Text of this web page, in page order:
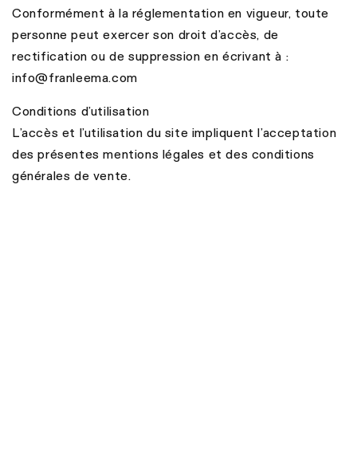
Conformément à la réglementation en vigueur, toute
personne peut exercer son droit d’accès, de
rectification ou de suppression en écrivant à :
info@franleema.com
Conditions d’utilisation
L’accès et l’utilisation du site impliquent l’acceptation
des présentes mentions légales et des conditions
générales de vente.